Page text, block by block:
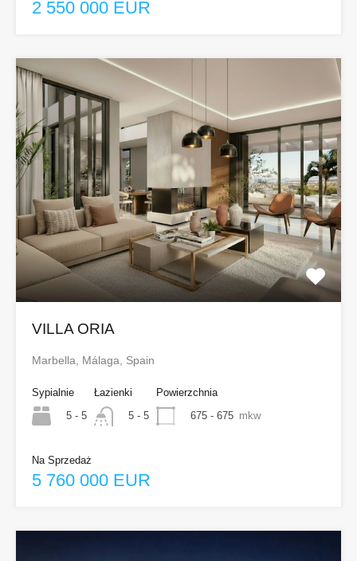
2 550 000 EUR
VILLA ORIA
Marbella, Málaga, Spain
Sypialnie
5 - 5
Łazienki
5 - 5
Powierzchnia
675 - 675 mkw
Na Sprzedaż
5 760 000 EUR